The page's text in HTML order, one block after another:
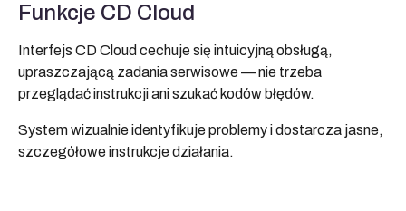
Funkcje CD Cloud
Interfejs CD Cloud cechuje się intuicyjną obsługą,
upraszczającą zadania serwisowe — nie trzeba
przeglądać instrukcji ani szukać kodów błędów.
System wizualnie identyfikuje problemy i dostarcza jasne,
szczegółowe instrukcje działania.